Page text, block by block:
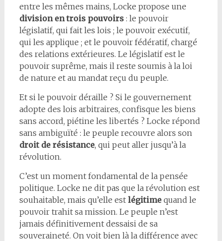
entre les mêmes mains, Locke propose une
division en trois pouvoirs: le pouvoir
législatif, qui fait les lois ; le pouvoir exécutif,
qui les applique ; et le pouvoir fédératif, chargé
des relations extérieures. Le législatif est le
pouvoir suprême, mais il reste soumis à la loi
de nature et au mandat reçu du peuple.
Et si le pouvoir déraille ? Si le gouvernement
adopte des lois arbitraires, confisque les biens
sans accord, piétine les libertés ? Locke répond
sans ambiguïté : le peuple recouvre alors son
droit de résistance, qui peut aller jusqu’à la
révolution.
C’est un moment fondamental de la pensée
politique. Locke ne dit pas que la révolution est
souhaitable, mais qu’elle est légitimequand le
pouvoir trahit sa mission. Le peuple n’est
jamais définitivement dessaisi de sa
souveraineté. On voit bien là la différence avec